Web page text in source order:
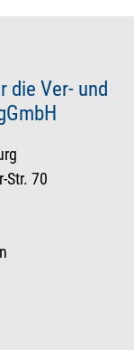
die Ver- und
Str. 70